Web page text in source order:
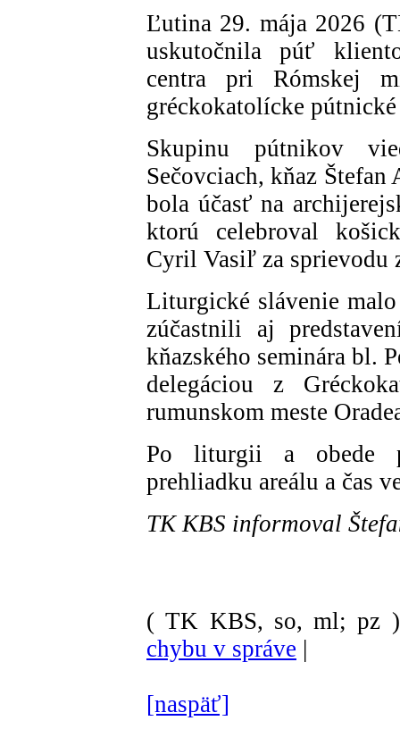
Ľutina 29. mája 2026
uskutočnila púť
centra pri Rómskej
gréckokatolícke
Skupinu pútnikov
Sečovciach, kňaz
bola účasť na
ktorú celebroval
Cyril Vasiľ za sprievodu
Liturgické slávenie
zúčastnili aj
kňazského seminára bl.
delegáciou z
rumunskom meste
Po liturgii a obede
prehliadku areálu a čas
TK KBS informoval
( TK KBS, so, ml; pz )
chybu v správe |
[naspäť]